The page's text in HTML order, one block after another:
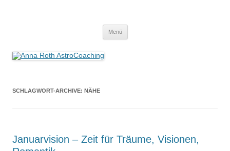
Menü
SCHLAGWORT-ARCHIVE: NÄHE
Januarvision – Zeit für Träume, Visionen,